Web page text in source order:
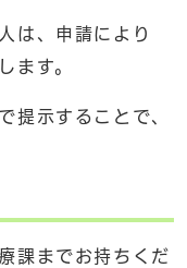
は、申請により
ます。
提示することで、
課までお持ちくだ